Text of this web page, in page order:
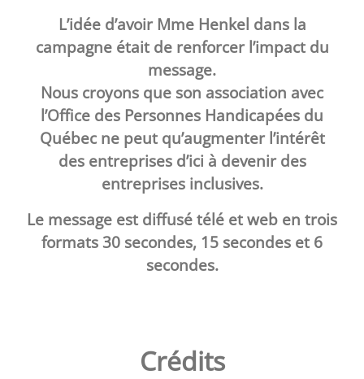
L’idée d’avoir Mme Henkel dans la
campagne était de renforcer l’impact du
message.
Nous croyons que son association avec
l’Office des Personnes Handicapées du
Québec ne peut qu’augmenter l’intérêt
des entreprises d’ici à devenir des
entreprises inclusives.
Le message est diffusé télé et web en trois
formats 30 secondes, 15 secondes et 6
secondes.
Crédits